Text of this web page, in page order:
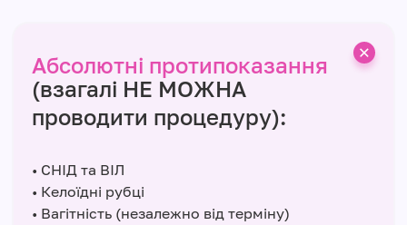
Абсолютні протипоказання
(взагалі НЕ МОЖНА
проводити процедуру):
• СНІД та ВІЛ
• Келоїдні рубці
• Вагітність (незалежно від терміну)